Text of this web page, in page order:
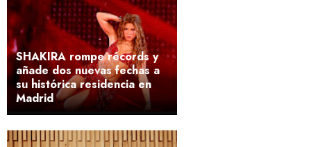
SHAKIRA rompe récords y
añade dos nuevas fechas a
su histórica residencia en
Madrid